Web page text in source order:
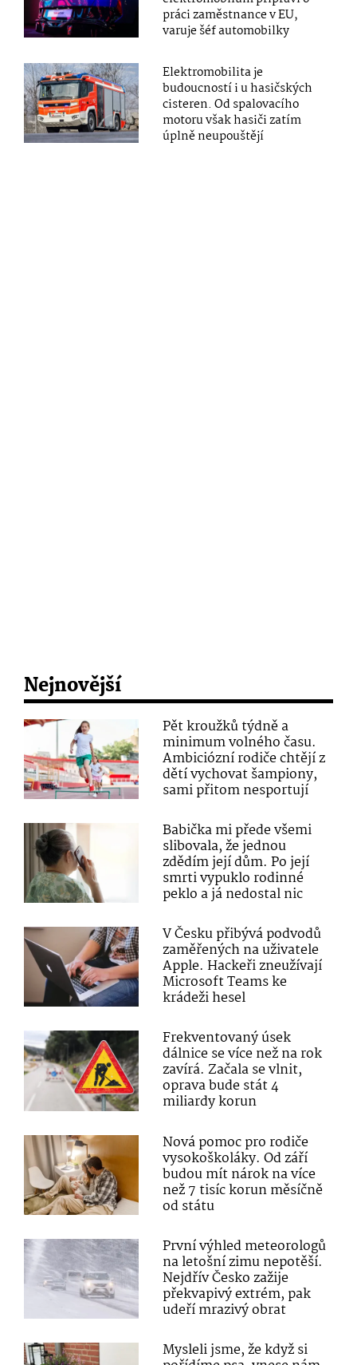
práci zaměstnance v EU,
varuje šéf automobilky
Elektromobilita je
budoucností i u hasičských
cisteren. Od spalovacího
motoru však hasiči zatím
úplně neupouštějí
Nejnovější
Pět kroužků týdně a
minimum volného času.
Ambiciózní rodiče chtějí z
dětí vychovat šampiony,
sami přitom nesportují
Babička mi přede všemi
slibovala, že jednou
zdědím její dům. Po její
smrti vypuklo rodinné
peklo a já nedostal nic
V Česku přibývá podvodů
zaměřených na uživatele
Apple. Hackeři zneužívají
Microsoft Teams ke
krádeži hesel
Frekventovaný úsek
dálnice se více než na rok
zavírá. Začala se vlnit,
oprava bude stát 4
miliardy korun
Nová pomoc pro rodiče
vysokoškoláky. Od září
budou mít nárok na více
než 7 tisíc korun měsíčně
od státu
První výhled meteorologů
na letošní zimu nepotěší.
Nejdřív Česko zažije
překvapivý extrém, pak
udeří mrazivý obrat
Mysleli jsme, že když si